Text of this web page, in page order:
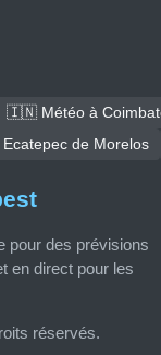
🇮🇳 Météo à
de Morelos
pour des prévisions
en direct pour les
réservés.